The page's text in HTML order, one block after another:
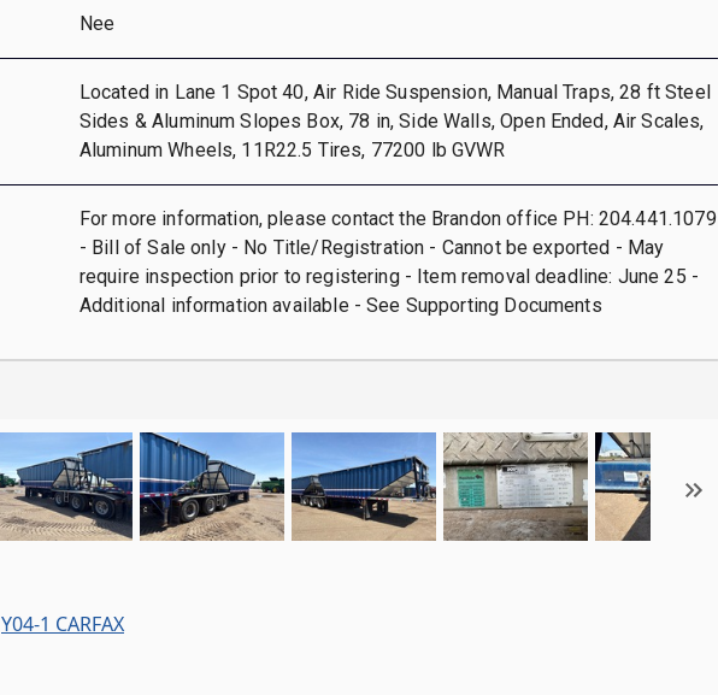
Nee
Located in Lane 1 Spot 40, Air Ride Suspension, Manual Traps, 28 ft Steel
Sides & Aluminum Slopes Box, 78 in, Side Walls, Open Ended, Air Scales,
Aluminum Wheels, 11R22.5 Tires, 77200 lb GVWR
For more information, please contact the Brandon office PH: 204.441.1079
- Bill of Sale only - No Title/Registration - Cannot be exported - May
require inspection prior to registering - Item removal deadline: June 25 -
Additional information available - See Supporting Documents
Y04-1 CARFAX